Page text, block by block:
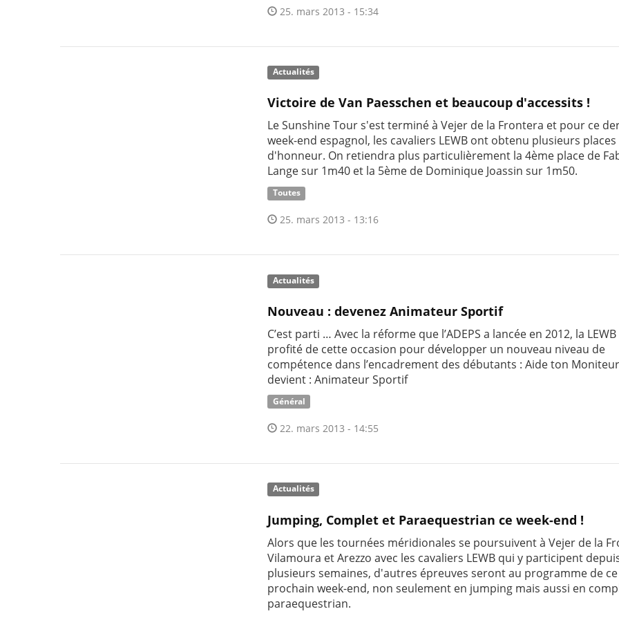
25. mars 2013 - 15:34
Actualités
Victoire de Van Paesschen et beaucoup d'accessits !
Le Sunshine Tour s'est terminé à Vejer de la Frontera et pour ce
week-end espagnol, les cavaliers LEWB ont obtenu plusieurs places
d'honneur. On retiendra plus particulièrement la 4ème place de
Lange sur 1m40 et la 5ème de Dominique Joassin sur 1m50.
Toutes
25. mars 2013 - 13:16
Actualités
Nouveau : devenez Animateur Sportif
C’est parti … Avec la réforme que l’ADEPS a lancée en 2012, la LEWB
profité de cette occasion pour développer un nouveau niveau de
compétence dans l’encadrement des débutants : Aide ton Moniteur
devient : Animateur Sportif
Général
22. mars 2013 - 14:55
Actualités
Jumping, Complet et Paraequestrian ce week-end !
Alors que les tournées méridionales se poursuivent à Vejer de la
Vilamoura et Arezzo avec les cavaliers LEWB qui y participent
plusieurs semaines, d'autres épreuves seront au programme de ce
prochain week-end, non seulement en jumping mais aussi en
paraequestrian.